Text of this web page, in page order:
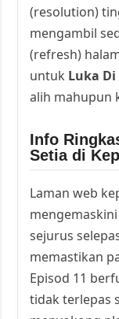
(resolution)
mengambil
(refresh)
untuk Luka
alih mahupun
Info
Setia di
Laman web
sejurus
memastikan
Episod 11
tidak terlepas